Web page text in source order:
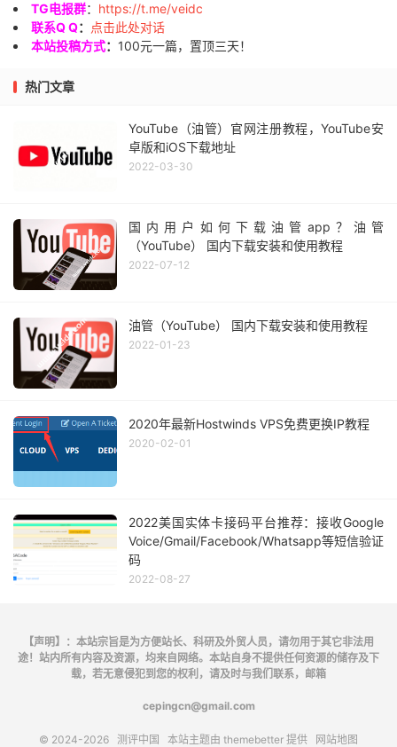
TG电报群： https://t.me/veidc
联系Q Q：
点击此处对话
本站投稿方式： 100元一篇，置顶三天！
热门文章
YouTube（油管）官网注册教程，YouTube安
卓版和iOS下载地址
2022-03-30
国内用户如何下载油管app？油管
（YouTube） 国内下载安装和使用教程
2022-07-12
油管（YouTube） 国内下载安装和使用教程
2022-01-23
2020年最新Hostwinds VPS免费更换IP教程
2020-02-01
2022美国实体卡接码平台推荐：接收Google
Voice/Gmail/Facebook/Whatsapp等短信验证
码
2022-08-27
【声明】：本站宗旨是为方便站长、科研及外贸人员，请勿用于其它非法用
途！站内所有内容及资源，均来自网络。本站自身不提供任何资源的储存及下
载，若无意侵犯到您的权利，请及时与我们联系，邮箱
cepingcn@gmail.com
© 2024-2026 测评中国 本站主题由 themebetter 提供 网站地图